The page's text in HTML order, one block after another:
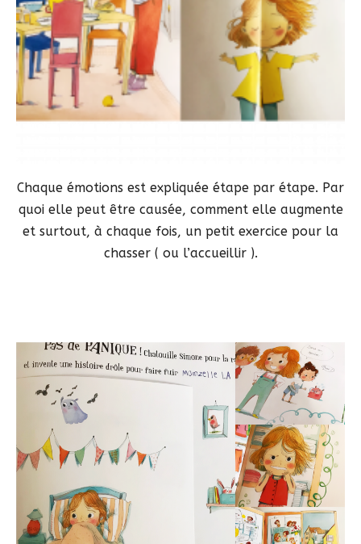
Chaque émotions est expliquée étape par étape. Par
quoi elle peut être causée, comment elle augmente
et surtout, à chaque fois, un petit exercice pour la
chasser ( ou l’accueillir ).